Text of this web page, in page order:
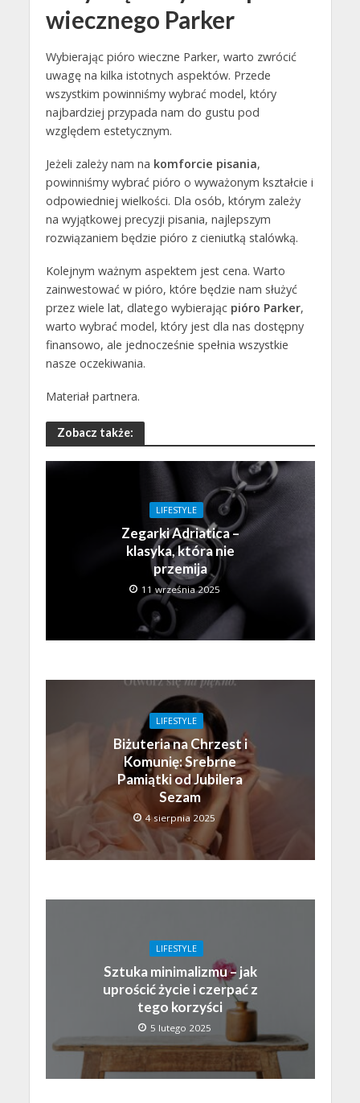
wiecznego Parker
Wybierając pióro wieczne Parker, warto zwrócić
uwagę na kilka istotnych aspektów. Przede
wszystkim powinniśmy wybrać model, który
najbardziej przypada nam do gustu pod
względem estetycznym.
Jeżeli zależy nam na komforcie pisania,
powinniśmy wybrać pióro o wyważonym kształcie i
odpowiedniej wielkości. Dla osób, którym zależy
na wyjątkowej precyzji pisania, najlepszym
rozwiązaniem będzie pióro z cieniutką stalówką.
Kolejnym ważnym aspektem jest cena. Warto
zainwestować w pióro, które będzie nam służyć
przez wiele lat, dlatego wybierając pióro Parker,
warto wybrać model, który jest dla nas dostępny
finansowo, ale jednocześnie spełnia wszystkie
nasze oczekiwania.
Materiał partnera.
Zobacz także:
LIFESTYLE
Zegarki Adriatica –
klasyka, która nie
przemija
11 września 2025
LIFESTYLE
Biżuteria na Chrzest i
Komunię: Srebrne
Pamiątki od Jubilera
Sezam
4 sierpnia 2025
LIFESTYLE
Sztuka minimalizmu – jak
uprościć życie i czerpać z
tego korzyści
5 lutego 2025